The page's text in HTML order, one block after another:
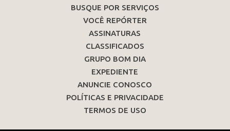
BUSQUE POR SERVIÇOS
VOCÊ REPÓRTER
ASSINATURAS
CLASSIFICADOS
GRUPO BOM DIA
EXPEDIENTE
ANUNCIE CONOSCO
POLÍTICAS E PRIVACIDADE
TERMOS DE USO